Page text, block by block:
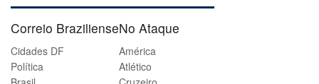
Correio Braziliense
Cidades DF
Política
No Ataque
América
Atlético